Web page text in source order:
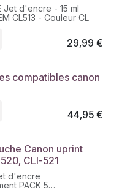
Jet d'encre - 15 ml
CL513 - Couleur CL
29,99 €
compatibles canon
44,95€
Canon uprint
CLI-521
d'encre
PACK 5